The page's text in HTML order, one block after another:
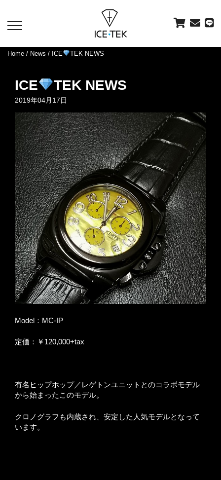
toggle
Home / News / ICE TEK NEWS
ICE TEK NEWS
2019年04月17日
Model：MC-IP
定価：￥120,000+tax
有名ヒップホップ／レゲトンユニットとのコラボモデル
から始まったこのモデル。
クロノグラフも内蔵され、安定した人気モデルとなって
います。